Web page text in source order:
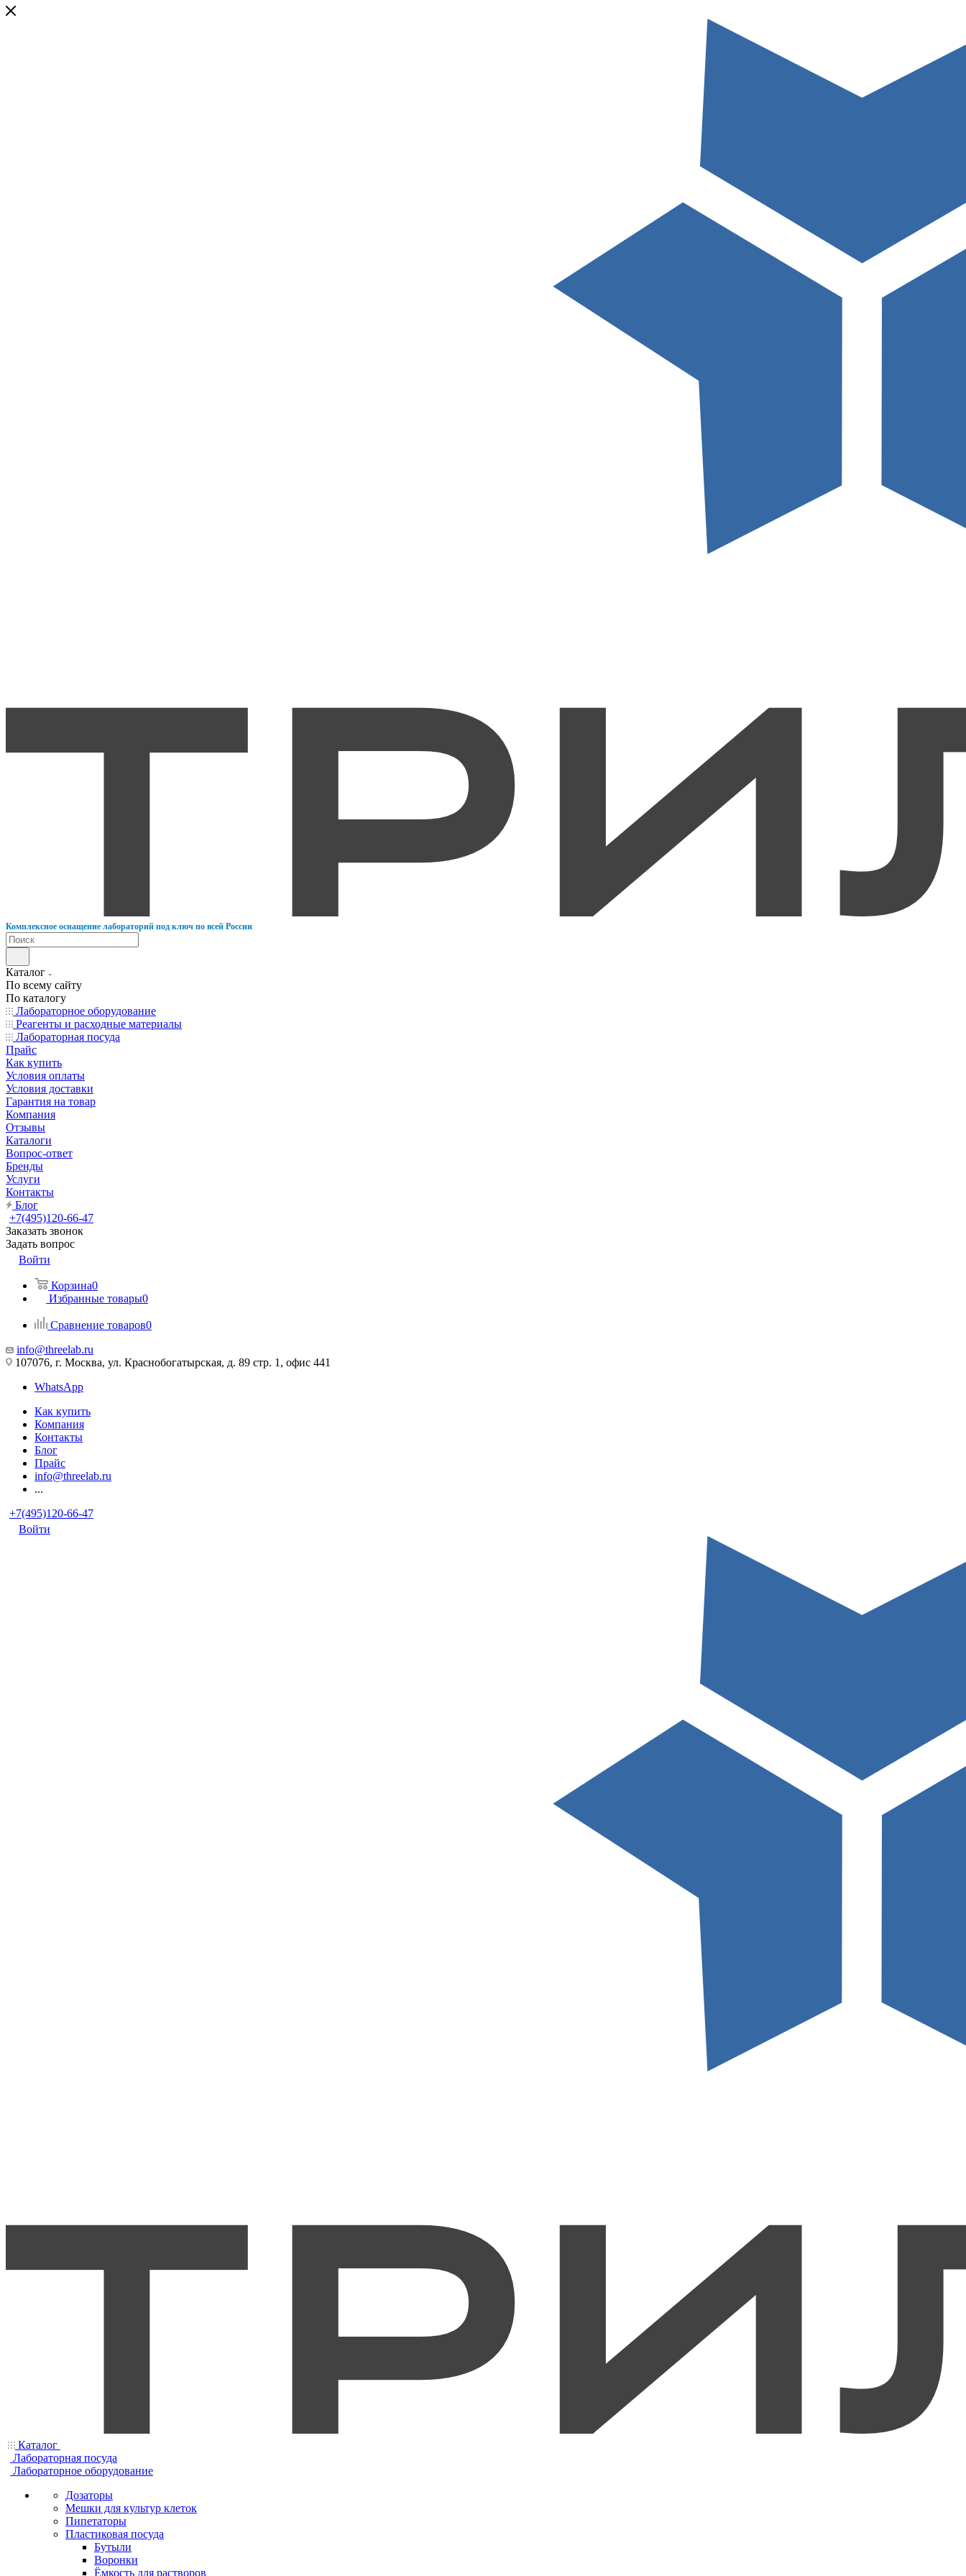
Комплексное оснащение лабораторий под ключ по всей России
Каталог
По всему сайту
По каталогу
Лабораторное оборудование
Реагенты и расходные материалы
Лабораторная посуда
Прайс
Как купить
Условия оплаты
Условия доставки
Гарантия на товар
Компания
Отзывы
Каталоги
Вопрос-ответ
Бренды
Услуги
Контакты
Блог
+7(495)120-66-47
Заказать звонок
Задать вопрос
Войти
Корзина0
Избранные товары0
Сравнение товаров0
info@threelab.ru
107076, г. Москва, ул. Краснобогатырская, д. 89 стр. 1, офис 441
WhatsApp
Как купить
Компания
Контакты
Блог
Прайс
info@threelab.ru
...
+7(495)120-66-47
Войти
Каталог
Лабораторная посуда
Лабораторное оборудование
Дозаторы
Мешки для культур клеток
Пипетаторы
Пластиковая посуда
Бутыли
Воронки
Ёмкость для растворов